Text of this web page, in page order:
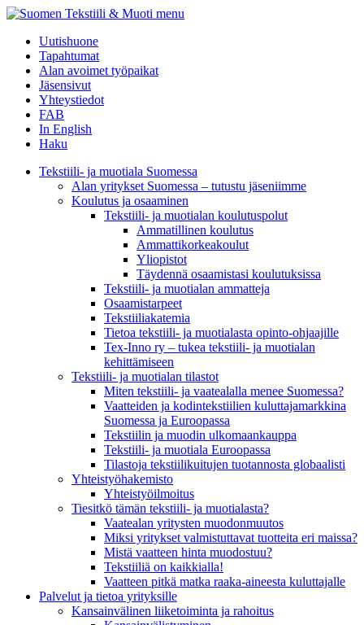
menu
Uutishuone
Tapahtumat
Alan avoimet työpaikat
Jäsensivut
Yhteystiedot
FAB
In English
Haku
Tekstiili- ja muotiala Suomessa
Alan yritykset Suomessa – tutustu jäseniimme
Koulutus ja osaaminen
Tekstiili- ja muotialan koulutuspolut
Ammatillinen koulutus
Ammattikorkeakoulut
Yliopistot
Täydennä osaamistasi koulutuksissa
Tekstiili- ja muotialan ammatteja
Osaamistarpeet
Tekstiiliakatemia
Tietoa tekstiili- ja muotialasta opinto-ohjaajille
Tex-Inno ry – tukea tekstiili- ja muotialan
kehittämiseen
Tekstiili- ja muotialan tilastot
Miten tekstiili- ja vaatealalla menee Suomessa?
Vaatteiden ja kodintekstiilien kuluttajamarkkina
Suomessa ja Euroopassa
Tekstiilin ja muodin ulkomaankauppa
Tekstiili- ja muotiala Euroopassa
Tilastoja tekstiilikuitujen tuotannosta globaalisti
Yhteistyö­hakemisto
Yhteistyöilmoitus
Tiesitkö tämän tekstiili- ja muotialasta?
Vaatealan yritysten muodonmuutos
Miksi yritykset valmistuttavat tuotteita eri maissa?
Mistä vaatteen hinta muodostuu?
Tekstiiliä on kaikkialla!
Vaatteen pitkä matka raaka-aineesta kuluttajalle
Palvelut ja tietoa yrityksille
Kansainvälinen liiketoiminta ja rahoitus